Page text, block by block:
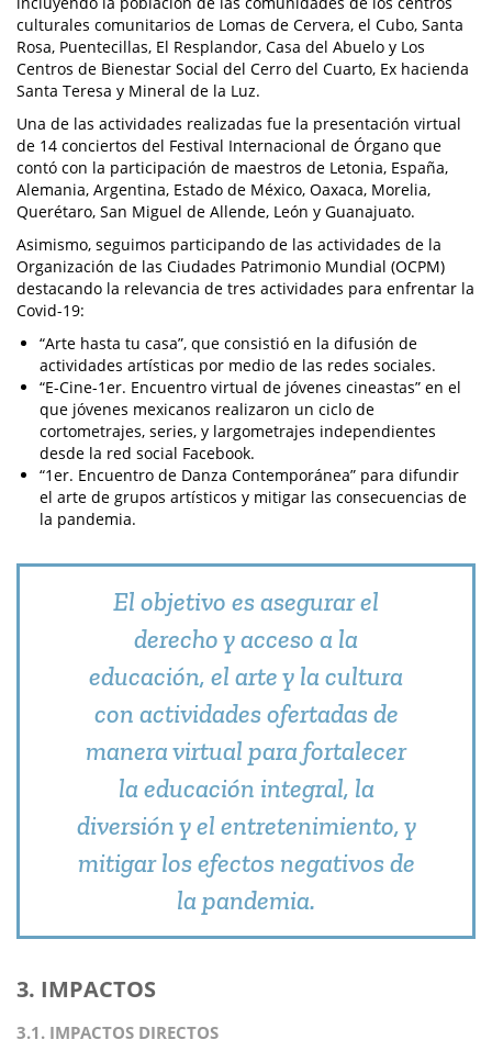
culturales comunitarios de Lomas de Cervera, el Cubo, Santa
Rosa, Puentecillas, El Resplandor, Casa del Abuelo y Los
Centros de Bienestar Social del Cerro del Cuarto, Ex hacienda
Santa Teresa y Mineral de la Luz.
Una de las actividades realizadas fue la presentación virtual
de 14 conciertos del Festival Internacional de Órgano que
contó con la participación de maestros de Letonia, España,
Alemania, Argentina, Estado de México, Oaxaca, Morelia,
Querétaro, San Miguel de Allende, León y Guanajuato.
Asimismo, seguimos participando de las actividades de la
Organización de las Ciudades Patrimonio Mundial (OCPM)
destacando la relevancia de tres actividades para enfrentar la
Covid-19:
“Arte hasta tu casa”, que consistió en la difusión de
actividades artísticas por medio de las redes sociales.
“E-Cine-1er. Encuentro virtual de jóvenes cineastas” en el
que jóvenes mexicanos realizaron un ciclo de
cortometrajes, series, y largometrajes independientes
desde la red social Facebook.
“1er. Encuentro de Danza Contemporánea” para difundir
el arte de grupos artísticos y mitigar las consecuencias de
la pandemia.
El objetivo es asegurar el
derecho y acceso a la
educación, el arte y la cultura
con actividades ofertadas de
manera virtual para fortalecer
la educación integral, la
diversión y el entretenimiento, y
mitigar los efectos negativos de
la pandemia.
3. IMPACTOS
3.1. IMPACTOS DIRECTOS